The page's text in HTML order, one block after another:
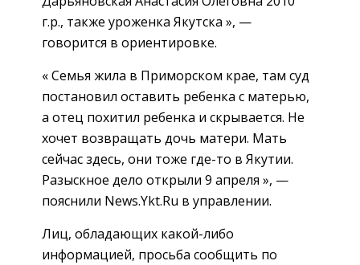
г.р., также уроженка Якутска », —
говорится в ориентировке.
« Семья жила в Приморском крае, там суд
постановил оставить ребенка с матерью,
а отец похитил ребенка и скрывается. Не
хочет возвращать дочь матери. Мать
сейчас здесь, они тоже где-то в Якутии.
Разыскное дело открыли 9 апреля », —
пояснили News.Ykt.Ru в управлении.
Лиц, обладающих какой-либо
информацией, просьба сообщить по